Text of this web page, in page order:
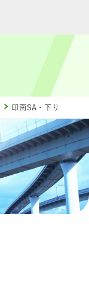
印南SA・下り